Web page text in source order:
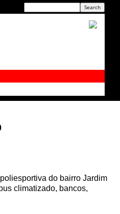
do bairro Jardim
climatizado, bancos,